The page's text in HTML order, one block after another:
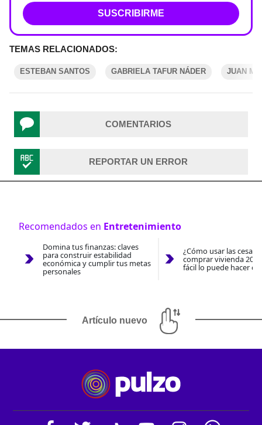
SUSCRIBIRME
TEMAS RELACIONADOS:
ESTEBAN SANTOS GABRIELA TAFUR NÁDER JUAN
COMENTARIOS
REPORTAR UN ERROR
Recomendados en Entretenimiento
Domina tus finanzas: claves
para construir estabilidad
económica y cumplir tus metas
personales
¿Cómo usar las
comprar vivienda
fácil lo puede hacer
Artículo nuevo